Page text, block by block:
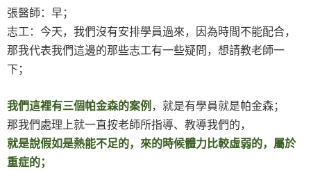
張醫師：早；
志工：今天，我們沒有安排學員過來，因為時間不能配合，
那我代表我們這邊的那些志工有一些疑問，想請教老師一
下；
我們這裡有三個帕金森的案例 ，就是有學員就是帕金森；
那我們處理上就一直按老師所指導、教導我們的，
就是說假如是熱能不足的，來的時候體力比較虛弱的，屬於
重症的；